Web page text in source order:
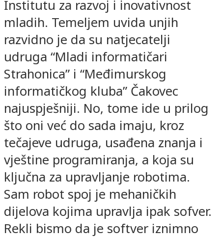
Institutu za razvoj i inovativnost
mladih. Temeljem uvida unjih
razvidno je da su natjecatelji
udruga “Mladi informatičari
Strahonica” i “Međimurskog
informatičkog kluba” Čakovec
najuspješniji. No, tome ide u prilog
što oni već do sada imaju, kroz
tečajeve udruga, usađena znanja i
vještine programiranja, a koja su
ključna za upravljanje robotima.
Sam robot spoj je mehaničkih
dijelova kojima upravlja ipak sofver.
Rekli bismo da je softver iznimno